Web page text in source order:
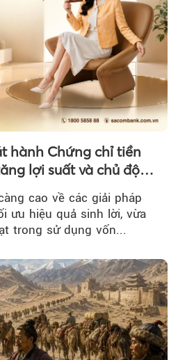
hành Chứng chỉ tiền
lợi suất và chủ động
cao về các giải pháp
ưu hiệu quả sinh lời, vừa
trong sử dụng vốn...